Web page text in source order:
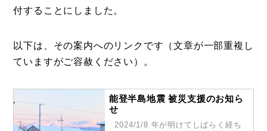
付することにしました。
以下は、その案内へのリンクです（文章が一部重複し
ていますがご容赦ください）。
能登半島地震 被災支援のお知ら
せ
2024/1/8 年が明けてしばらく経ち